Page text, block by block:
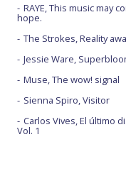
RAYE, This music may
hope.
The Strokes, Reality
Jessie Ware,
Muse, The wow! signal
Sienna Spiro, Visitor
Carlos Vives, El último
Vol. 1